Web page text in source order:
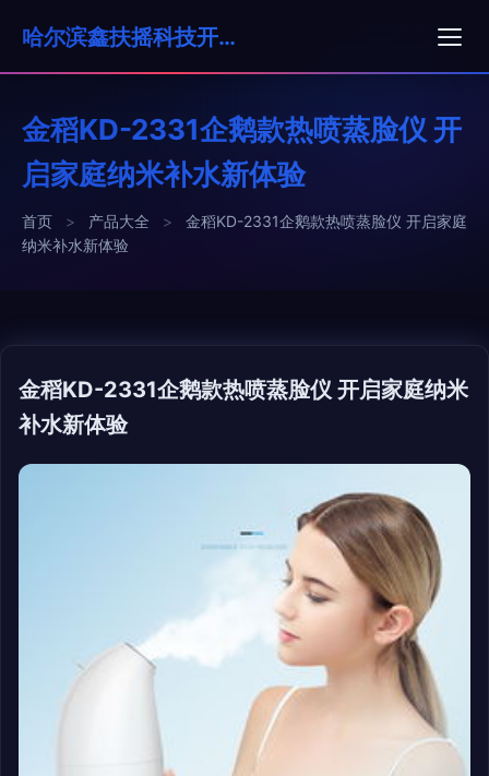
哈尔滨鑫扶摇科技开发有限公司
金稻KD-2331企鹅款热喷蒸脸仪 开
启家庭纳米补水新体验
首页 > 产品大全 >
金稻KD-2331企鹅款热喷蒸脸仪 开启家庭
纳米补水新体验
金稻KD-2331企鹅款热喷蒸脸仪 开启家庭纳米
补水新体验